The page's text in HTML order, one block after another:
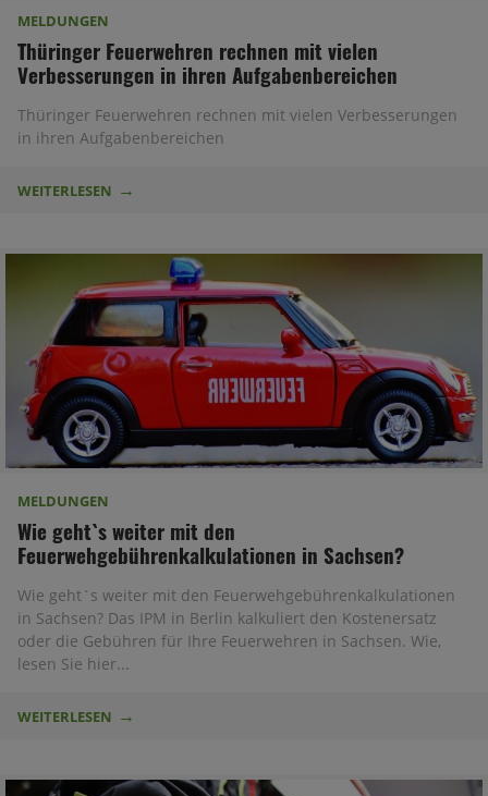
MELDUNGEN
Thüringer Feuerwehren rechnen mit vielen
Verbesserungen in ihren Aufgabenbereichen
Thüringer Feuerwehren rechnen mit vielen Verbesserungen
in ihren Aufgabenbereichen
WEITERLESEN
MELDUNGEN
Wie geht`s weiter mit den
Feuerwehgebührenkalkulationen in Sachsen?
Wie geht`s weiter mit den Feuerwehgebührenkalkulationen
in Sachsen? Das IPM in Berlin kalkuliert den Kostenersatz
oder die Gebühren für Ihre Feuerwehren in Sachsen. Wie,
lesen Sie hier...
WEITERLESEN